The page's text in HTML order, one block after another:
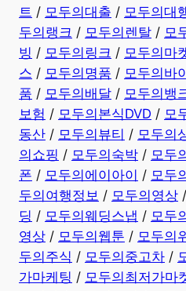
트 / 모두의대출 / 모두의대
두의랭크 / 모두의렌탈 / 모
빙 / 모두의링크 / 모두의마
스 / 모두의명품 / 모두의바
품 / 모두의배달 / 모두의뱅
보험 / 모두의본식DVD / 모
동산 / 모두의뷰티 / 모두의
의쇼핑 / 모두의숙박 / 모두
폰 / 모두의에이아이 / 모두
두의여행정보 / 모두의영상 /
딩 / 모두의웨딩스냅 / 모두
영상 / 모두의웹툰 / 모두의
두의주식 / 모두의중고차 /
가마케팅 / 모두의최저가마